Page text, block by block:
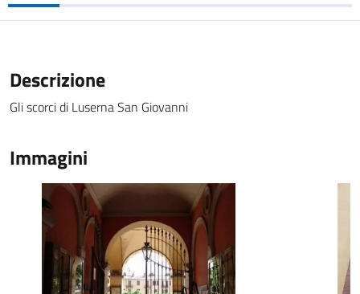
Descrizione
Gli scorci di Luserna San Giovanni
Immagini